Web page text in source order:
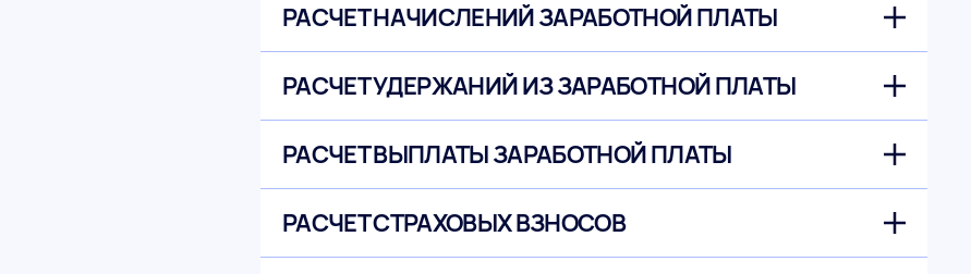
РАСЧЕТ НАЧИСЛЕНИЙ ЗАРАБОТНОЙ ПЛАТЫ
РАСЧЕТ УДЕРЖАНИЙ ИЗ ЗАРАБОТНОЙ ПЛАТЫ
РАСЧЕТ ВЫПЛАТЫ ЗАРАБОТНОЙ ПЛАТЫ
РАСЧЕТ СТРАХОВЫХ ВЗНОСОВ